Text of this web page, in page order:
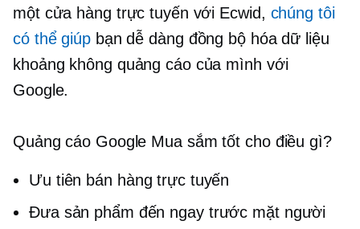
một cửa hàng trực tuyến với Ecwid, chúng tôi
có thể giúpbạn dễ dàng đồng bộ hóa dữ liệu
khoảng không quảng cáo của mình với
Google.
Quảng cáo Google Mua sắm tốt cho điều gì?
Ưu tiên bán hàng trực tuyến
Đưa sản phẩm đến ngay trước mặt người